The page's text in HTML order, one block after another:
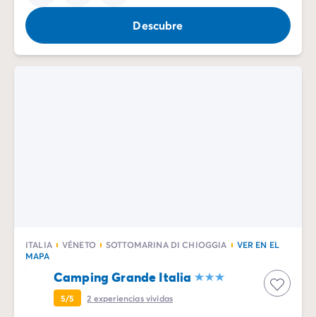
Descubre
ITALIA VÉNETO SOTTOMARINA DI CHIOGGIA
VER EN EL
MAPA
Camping Grande Italia
5/5 2 experiencias vividas